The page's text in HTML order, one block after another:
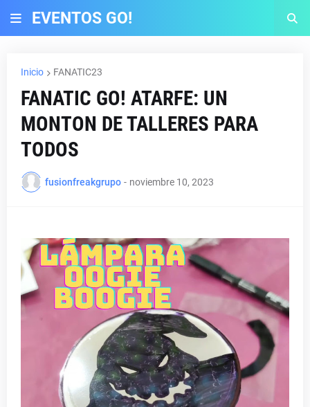
EVENTOS GO!
Inicio FANATIC23
FANATIC GO! ATARFE: UN
MONTON DE TALLERES PARA
TODOS
fusionfreakgrupo - noviembre 10, 2023